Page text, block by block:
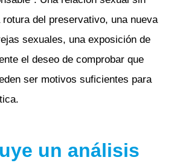
del preservativo, una nueva
sexuales, una exposición de
el deseo de comprobar que
ser motivos suficientes para
un análisis